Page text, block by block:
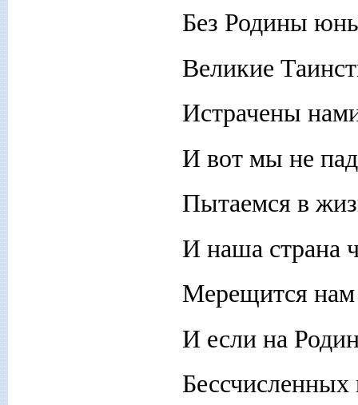
Без Родины
Великие
Истрачены
И вот мы не
Пытаемся в
И наша страна
Мерещится
И если на